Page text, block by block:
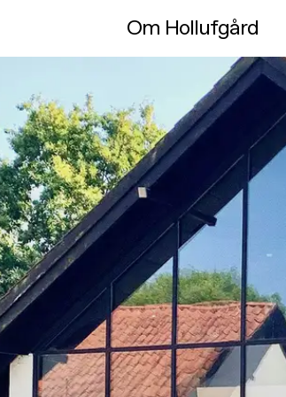
Om Hollufgård